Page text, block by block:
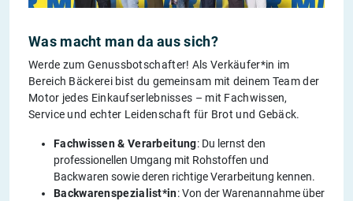
Was macht man da aus sich?
Werde zum Genussbotschafter! Als Verkäufer*in im
Bereich Bäckerei bist du gemeinsam mit deinem Team der
Motor jedes Einkaufserlebnisses – mit Fachwissen,
Service und echter Leidenschaft für Brot und Gebäck.
Fachwissen & Verarbeitung: Du lernst den
professionellen Umgang mit Rohstoffen und
Backwaren sowie deren richtige Verarbeitung kennen.
Backwarenspezialist*in: Von der Warenannahme über